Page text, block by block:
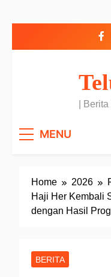
|
MENU
Home 2026
Haji Her Kembali
dengan Hasil
BERITA